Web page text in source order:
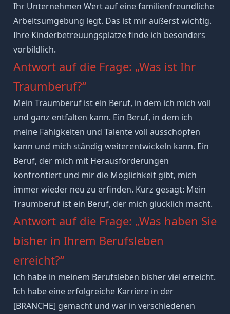
Ihr Unternehmen Wert auf eine familienfreundliche
Arbeitsumgebung legt. Das ist mir äußerst wichtig.
Ihre Kinderbetreuungsplätze finde ich besonders
vorbildlich.
Antwort auf die Frage: „Was ist Ihr
Traumberuf?“
Mein Traumberuf ist ein Beruf, in dem ich mich voll
und ganz entfalten kann. Ein Beruf, in dem ich
meine Fähigkeiten und Talente voll ausschöpfen
kann und mich ständig weiterentwickeln kann. Ein
Beruf, der mich mit Herausforderungen
konfrontiert und mir die Möglichkeit gibt, mich
immer wieder neu zu erfinden. Kurz gesagt: Mein
Traumberuf ist ein Beruf, der mich glücklich macht.
Antwort auf die Frage: „Was haben Sie
bisher in Ihrem Berufsleben
erreicht?“
Ich habe in meinem Berufsleben bisher viel erreicht.
Ich habe eine erfolgreiche Karriere in der
[BRANCHE] gemacht und war in verschiedenen